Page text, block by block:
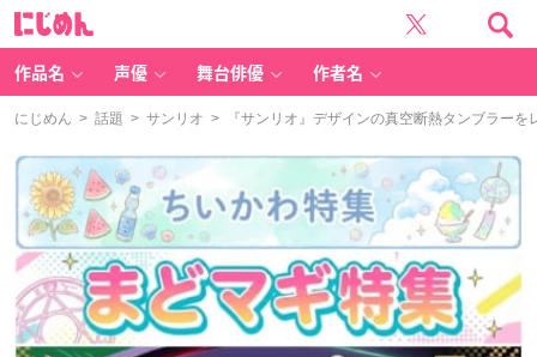
作品名 声優 舞台俳優 作者名
にじめん > 話題 > サンリオ > 『サンリオ』デザインの真空断熱タンブラー